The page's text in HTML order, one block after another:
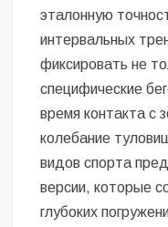
эталонную
интервальных
фиксировать не
специфические
время контакта с
колебание
видов спорта
версии, которые
глубоких